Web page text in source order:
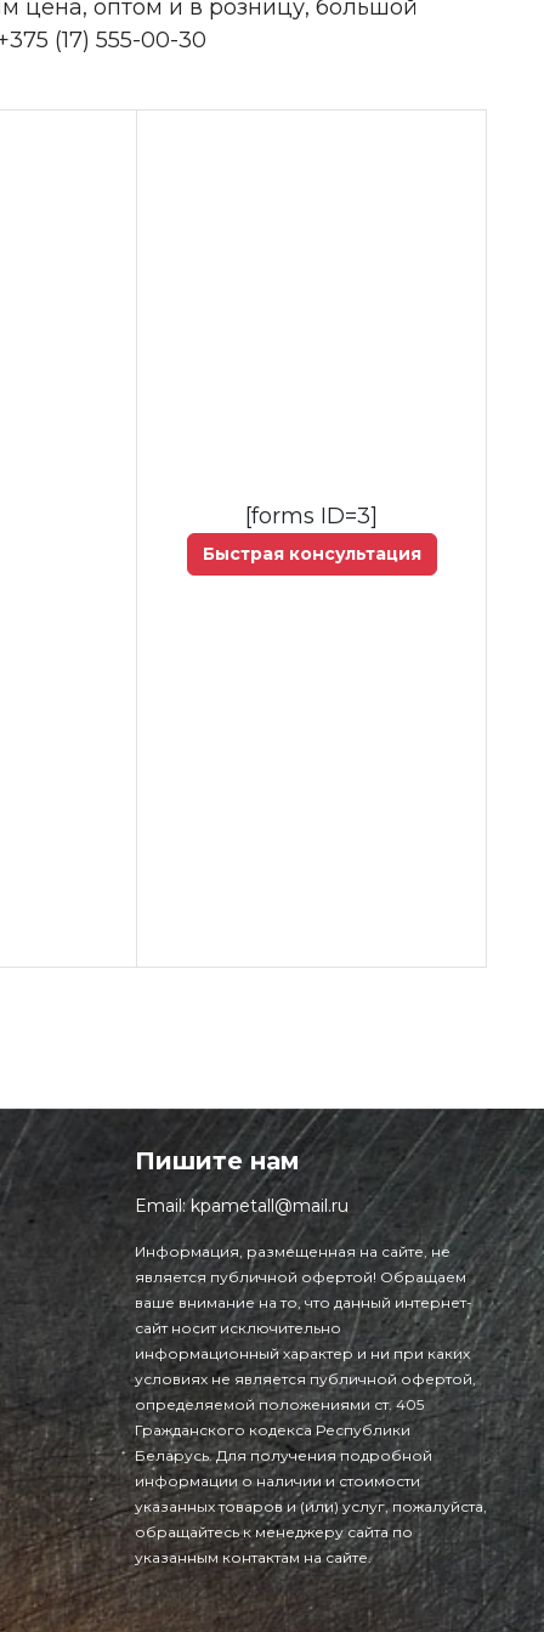
цена, оптом и в розницу, большой
(17) 555-00-30
[forms ID=3]
Быстрая консультация
Пишите нам
Email:kpametall@mail.ru